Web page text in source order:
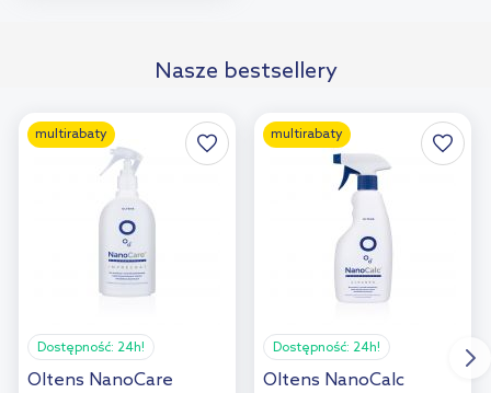
porównaniaNasze bestsellery
multirabaty
Dostępność: 24h!
Oltens NanoCare
multirabaty
Dostępność: 24h!
Oltens NanoCalc